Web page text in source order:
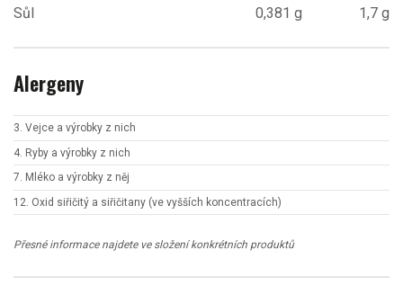
Sůl 0,381 g 1,7 g
Alergeny
3. Vejce a výrobky z nich
4. Ryby a výrobky z nich
7. Mléko a výrobky z něj
12. Oxid siřičitý a siřičitany (ve vyšších koncentracích)
Přesné informace najdete ve složení konkrétních produktů